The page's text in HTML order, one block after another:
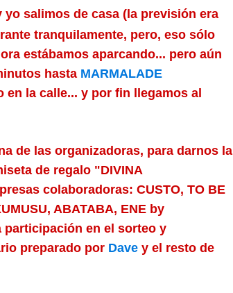
yo salimos de casa (la previsión era
tranquilamente, pero, eso sólo
estábamos aparcando... pero aún
hasta MARMALADE
en la calle... y por fin llegamos al
de las organizadoras, para darnos la
de regalo "DIVINA
colaboradoras: CUSTO, TO BE
ABATABA, ENE by
participación en el sorteo y
preparado por Dave y el resto de